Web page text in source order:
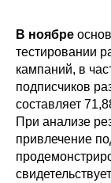
В ноябре
тестировании
кампаний, в
подписчиков
составляет
При анализе
привлечение